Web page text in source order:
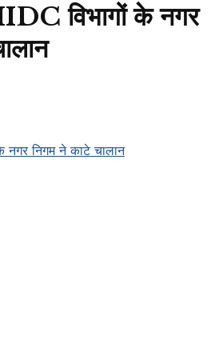
विभागों के नगर